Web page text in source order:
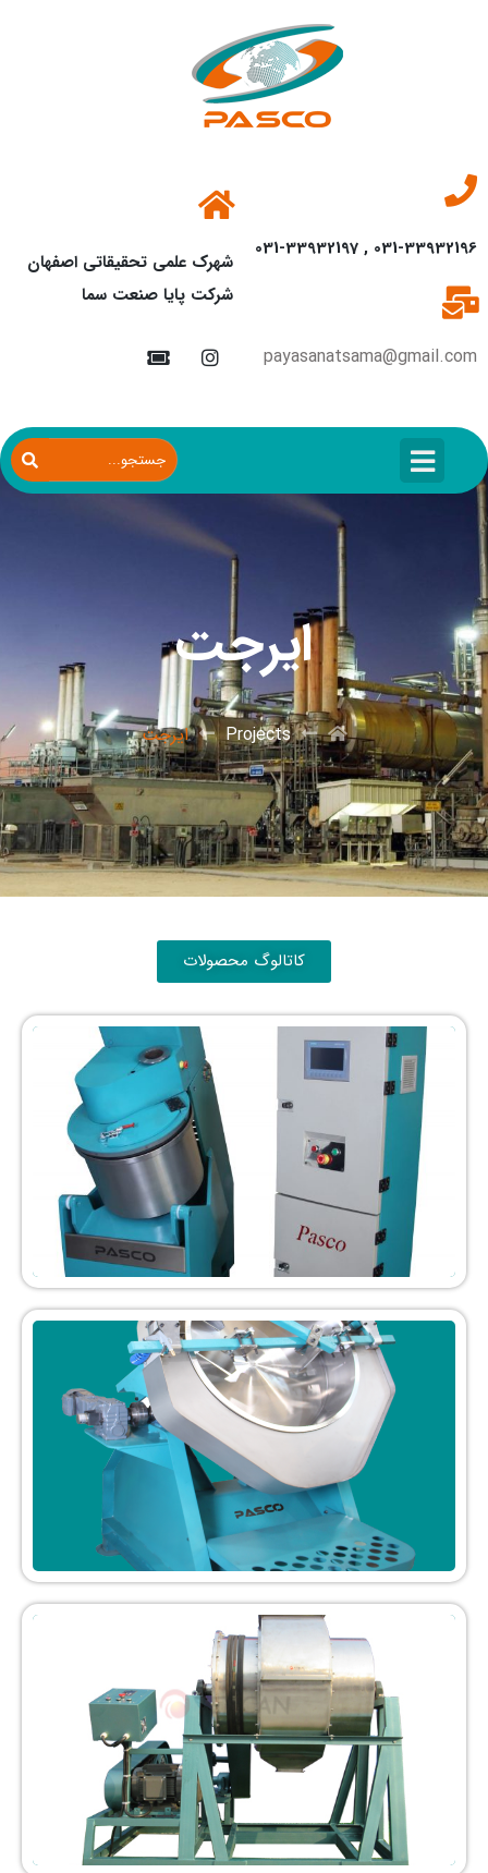
031-33932196 , 031-33932197
payasanatsama@gmail.com
شهرک علمی تحقیقاتی اصفهان
شرکت پایا صنعت سما
ایرجت
Projects ایرجت
کاتالوگ محصولات